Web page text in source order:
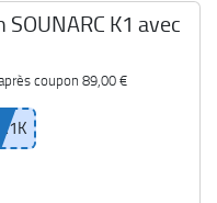
K1 avec
coupon 89,00 €